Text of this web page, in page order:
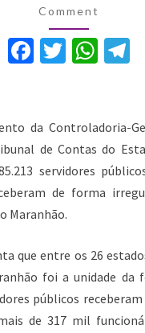
de
forma
irregular
Comment
F
e
b
o
o
T
te
r
W
s
A
p
p
da Controladoria-
de Contas do
servidores
de forma
Maranhão.
que entre os 26
foi a unidade da
públicos
de 317 mil